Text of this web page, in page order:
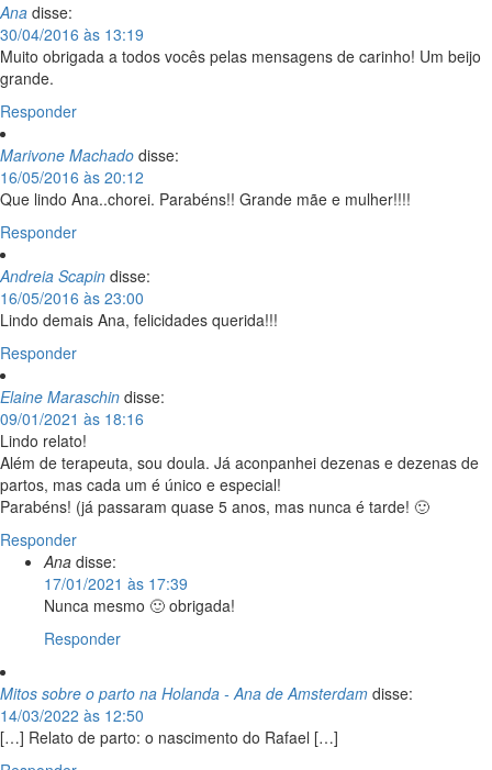
Ana disse:
30/04/2016 às 13:19
Muito obrigada a todos vocês pelas mensagens de carinho! Um beijo
grande.
Responder
Marivone Machado disse:
16/05/2016 às 20:12
Que lindo Ana..chorei. Parabéns!! Grande mãe e mulher!!!!
Responder
Andreia Scapin disse:
16/05/2016 às 23:00
Lindo demais Ana, felicidades querida!!!
Responder
Elaine Maraschin disse:
09/01/2021 às 18:16
Lindo relato!
Além de terapeuta, sou doula. Já aconpanhei dezenas e dezenas de
partos, mas cada um é único e especial!
Parabéns! (já passaram quase 5 anos, mas nunca é tarde! 🙂
Responder
Ana disse:
17/01/2021 às 17:39
Nunca mesmo 🙂 obrigada!
Responder
Mitos sobre o parto na Holanda - Ana de Amsterdam disse:
14/03/2022 às 12:50
[…] Relato de parto: o nascimento do Rafael […]